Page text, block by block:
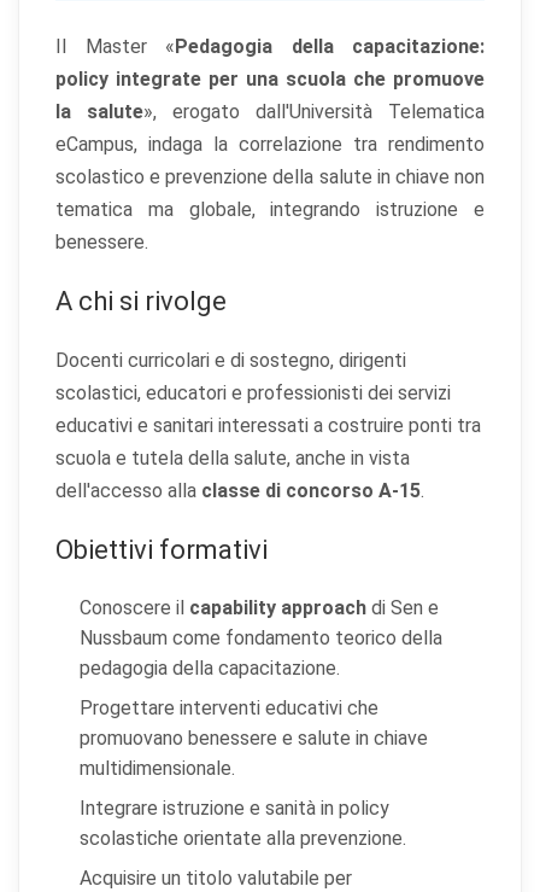
Il Master «Pedagogia della capacitazione:
policy integrate per una scuola che promuove
la salute», erogato dall'Università Telematica
eCampus, indaga la correlazione tra rendimento
scolastico e prevenzione della salute in chiave non
tematica ma globale, integrando istruzione e
benessere.
A chi si rivolge
Docenti curricolari e di sostegno, dirigenti
scolastici, educatori e professionisti dei servizi
educativi e sanitari interessati a costruire ponti tra
scuola e tutela della salute, anche in vista
dell'accesso alla classe di concorso A-15.
Obiettivi formativi
Conoscere il capability approach di Sen e
Nussbaum come fondamento teorico della
pedagogia della capacitazione.
Progettare interventi educativi che
promuovano benessere e salute in chiave
multidimensionale.
Integrare istruzione e sanità in policy
scolastiche orientate alla prevenzione.
Acquisire un titolo valutabile per